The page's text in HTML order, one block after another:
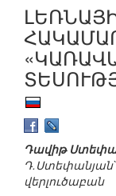
Դավիթ
Դ.Ստեփանյան`
վերլուծաբան